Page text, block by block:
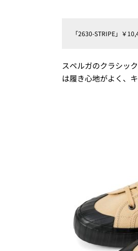
「2630-STRIPE」￥
スペルガのクラシッ
は履き心地がよく、